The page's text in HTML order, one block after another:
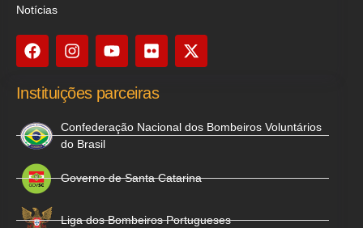
Notícias
Instituições parceiras
Confederação Nacional dos Bombeiros Voluntários
do Brasil
Governo de Santa Catarina
Liga dos Bombeiros Portugueses